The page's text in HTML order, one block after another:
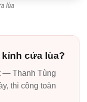
lùa
kính cửa lùa?
— Thanh Tùng
thi công toàn